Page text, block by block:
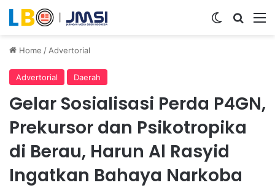
Switch skin
Home / Advertorial
Advertorial Daerah
Gelar Sosialisasi Perda P4GN,
Prekursor dan Psikotropika
di Berau, Harun Al Rasyid
Ingatkan Bahaya Narkoba